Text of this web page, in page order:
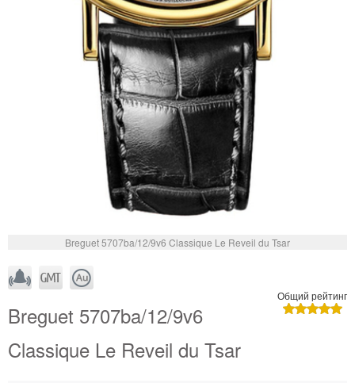
Breguet 5707ba/12/9v6 Classique Le Reveil du Tsar
Общий рейтинг
Breguet 5707ba/12/9v6
Classique Le Reveil du Tsar